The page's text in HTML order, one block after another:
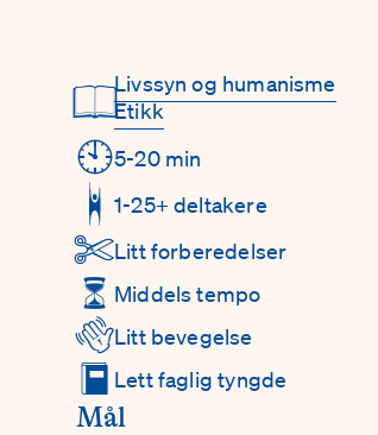
Detaljer
📖Livssyn og humanisme
Etikk
🕙5-20 min
1-25+ deltakere
✄Litt forberedelser
⏳ Middels tempo
👋Litt bevegelse
📕 Lett faglig tyngde
Mål